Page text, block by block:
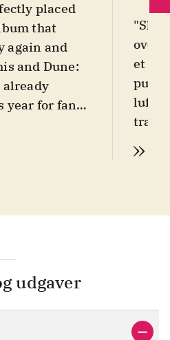
placed
that
again and
and Dune:
already
year for fans
et tæt
luft,
udgaver